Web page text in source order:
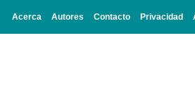
Acerca Autores Contacto Privacidad